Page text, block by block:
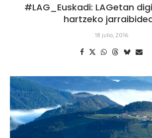
#LAG_Euskadi: LAGetan
hartzeko
18 julio, 2016